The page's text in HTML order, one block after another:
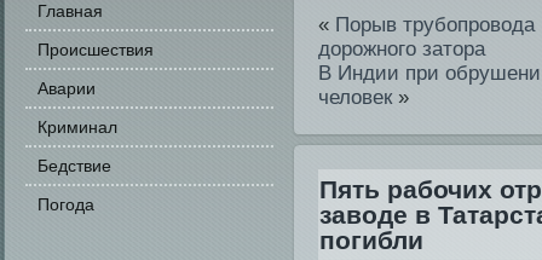
Главная
Происшестви­я
Аварии
Криминал
Бедстви­е
Погода
« Порыв трубопровода
дорожного затора
В Инди­и при
человек»
Пять рабочих
заводе в
погибли